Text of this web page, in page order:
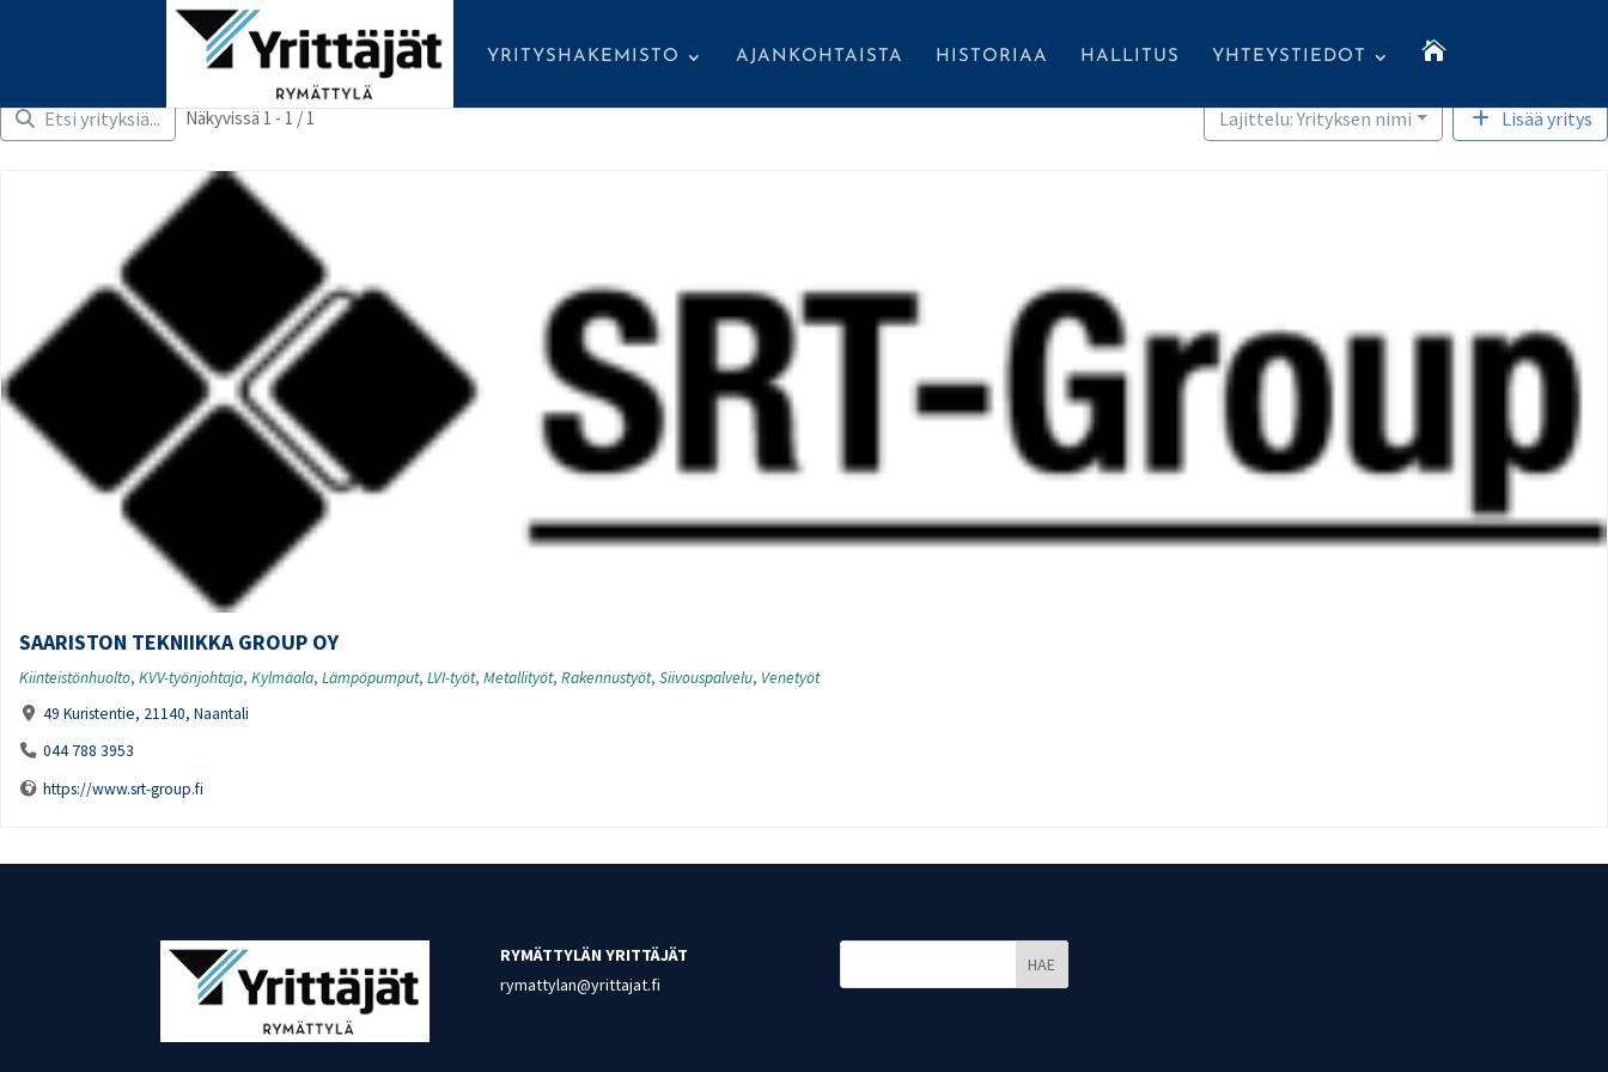
YRITYSHAKEMISTO AJANKOHTAISTA HISTORIAA HALLITUS YHTEYSTIEDOT 
Etsi yrityksiä... Näkyvissä 1 - 1 / 1 Lajittelu: Yrityksen nimi Lisää yritys
SAARISTON TEKNIIKKA GROUP OY
Kiinteistönhuolto, KVV-työnjohtaja, Kylmäala, Lämpöpumput, LVI-työt, Metallityöt, Rakennustyöt, Siivouspalvelu, Venetyöt
49 Kuristentie, 21140, Naantali
044 788 3953
https://www.srt-group.fi
RYMÄTTYLÄN YRITTÄJÄT
rymattylan@yrittajat.fi
HAE